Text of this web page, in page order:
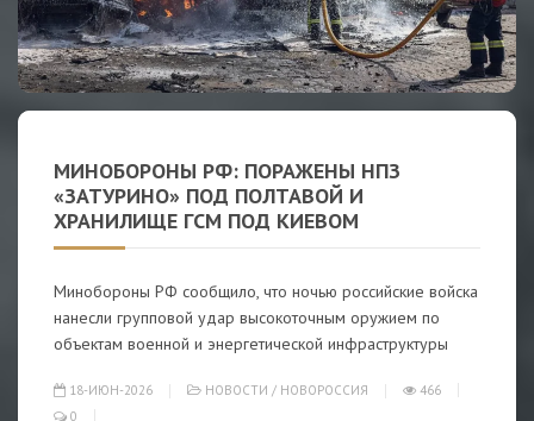
МИНОБОРОНЫ РФ: ПОРАЖЕНЫ НПЗ
«ЗАТУРИНО» ПОД ПОЛТАВОЙ И
ХРАНИЛИЩЕ ГСМ ПОД КИЕВОМ
Минобороны РФ сообщило, что ночью российские войска
нанесли групповой удар высокоточным оружием по
объектам военной и энергетической инфраструктуры
18-ИЮН-2026 НОВОСТИ / НОВОРОССИЯ
466
0